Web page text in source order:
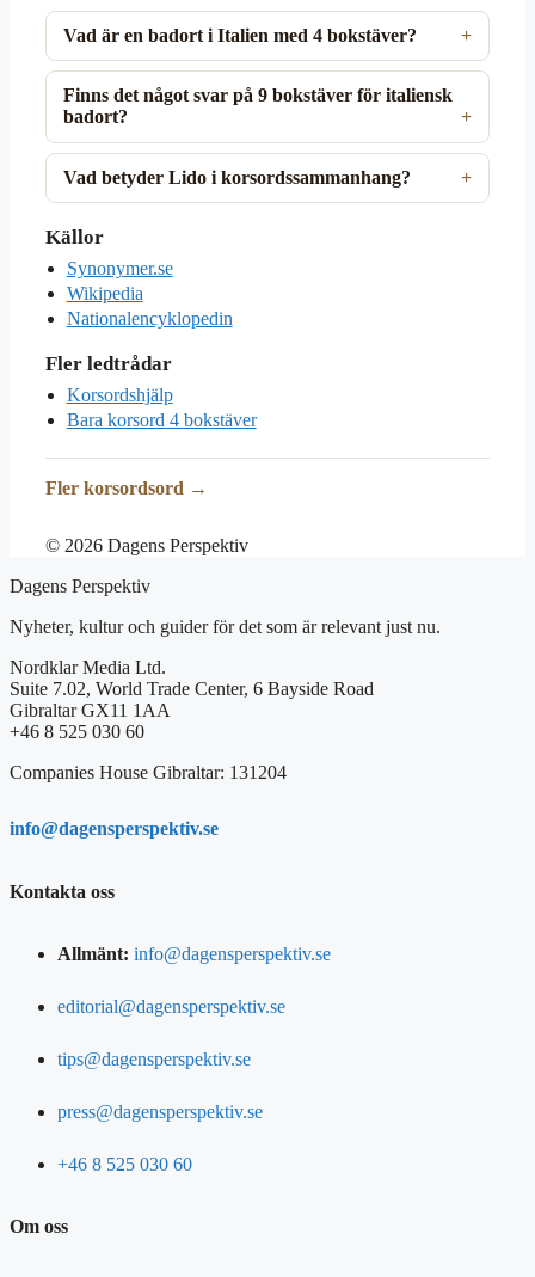
Vad är en badort i Italien med 4 bokstäver?
Finns det något svar på 9 bokstäver för italiensk
badort?
Vad betyder Lido i korsordssammanhang?
Källor
Synonymer.se
Wikipedia
Nationalencyklopedin
Fler ledtrådar
Korsordshjälp
Bara korsord 4 bokstäver
Fler korsordsord →
© 2026 Dagens Perspektiv
Dagens Perspektiv
Nyheter, kultur och guider för det som är relevant just nu.
Nordklar Media Ltd.
Suite 7.02, World Trade Center, 6 Bayside Road
Gibraltar GX11 1AA
+46 8 525 030 60
Companies House Gibraltar: 131204
info@dagensperspektiv.se
Kontakta oss
Allmänt: info@dagensperspektiv.se
editorial@dagensperspektiv.se
tips@dagensperspektiv.se
press@dagensperspektiv.se
+46 8 525 030 60
Om oss